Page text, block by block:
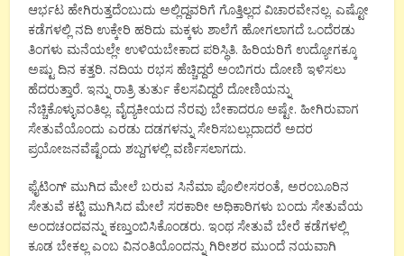
ಆರ್ಭಟ ಹೇಗಿರುತ್ತದೆಂಬುದು ಅಲ್ಲಿದ್ದವರಿಗೆ ಗೊತ್ತಿಲ್ಲದ ವಿಚಾರವೇನಲ್ಲ. ಎಷ್ಟೋ
ಕಡೆಗಳಲ್ಲಿ ನದಿ ಉಕ್ಕೇರಿ ಹರಿದು ಮಕ್ಕಳು ಶಾಲೆಗೆ ಹೋಗಲಾಗದೆ ಒಂದೆರಡು
ತಿಂಗಳು ಮನೆಯಲ್ಲೇ ಉಳಿಯಬೇಕಾದ ಪರಿಸ್ಥಿತಿ. ಹಿರಿಯರಿಗೆ ಉದ್ಯೋಗಕ್ಕೂ
ಅಷ್ಟು ದಿನ ಕತ್ತರಿ. ನದಿಯ ರಭಸ ಹೆಚ್ಚಿದ್ದರೆ ಅಂಬಿಗರು ದೋಣಿ ಇಳಿಸಲು
ಹೆದರುತ್ತಾರೆ. ಇನ್ನು ರಾತ್ರಿ ತುರ್ತು ಕೆಲಸವಿದ್ದರೆ ದೋಣಿಯನ್ನು
ನೆಚ್ಚಿಕೊಳ್ಳುವಂತಿಲ್ಲ. ವೈದ್ಯಕೀಯದ ನೆರವು ಬೇಕಾದರೂ ಅಷ್ಟೇ. ಹೀಗಿರುವಾಗ
ಸೇತುವೆಯೊಂದು ಎರಡು ದಡಗಳನ್ನು ಸೇರಿಸಬಲ್ಲುದಾದರೆ ಅದರ
ಪ್ರಯೋಜನವೆಷ್ಟೆಂದು ಶಬ್ದಗಳಲ್ಲಿ ವರ್ಣಿಸಲಾಗದು.
ಫೈಟಿಂಗ್ ಮುಗಿದ ಮೇಲೆ ಬರುವ ಸಿನೆಮಾ ಪೊಲೀಸರಂತೆ, ಅರಂಬೂರಿನ
ಸೇತುವೆ ಕಟ್ಟಿ ಮುಗಿಸಿದ ಮೇಲೆ ಸರಕಾರೀ ಅಧಿಕಾರಿಗಳು ಬಂದು ಸೇತುವೆಯ
ಅಂದಚಂದವನ್ನು ಕಣ್ತುಂಬಿಸಿಕೊಂಡರು. ಇಂಥ ಸೇತುವೆ ಬೇರೆ ಕಡೆಗಳಲ್ಲಿ
ಕೂಡ ಬೇಕಲ್ಲ ಎಂಬ ವಿನಂತಿಯೊಂದನ್ನು ಗಿರೀಶರ ಮುಂದೆ ನಯವಾಗಿ